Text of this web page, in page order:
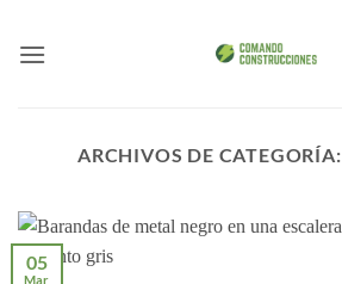
ARCHIVOS DE CATEGORÍA:
05
Mar